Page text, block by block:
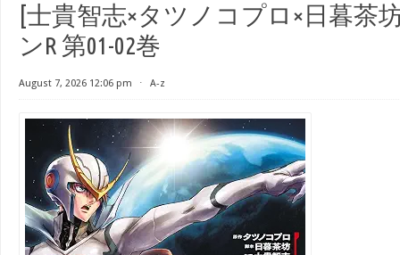
[士貴智志×タツノコプロ×日暮茶
ンR 第01-02巻
August 7, 2026 12:06 pm ⋅ A-z